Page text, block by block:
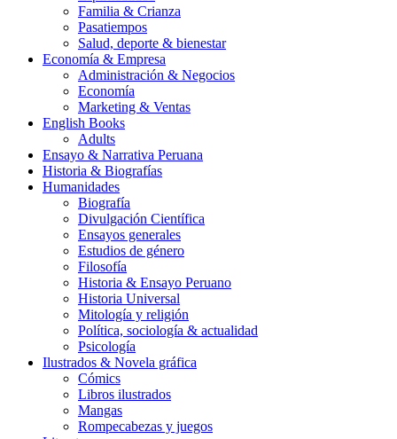
Familia & Crianza
Pasatiempos
Salud, deporte & bienestar
Economía & Empresa
Administración & Negocios
Economía
Marketing & Ventas
English Books
Adults
Ensayo & Narrativa Peruana
Historia & Biografías
Humanidades
Biografía
Divulgación Científica
Ensayos generales
Estudios de género
Filosofía
Historia & Ensayo Peruano
Historia Universal
Mitología y religión
Política, sociología & actualidad
Psicología
Ilustrados & Novela gráfica
Cómics
Libros ilustrados
Mangas
Rompecabezas y juegos